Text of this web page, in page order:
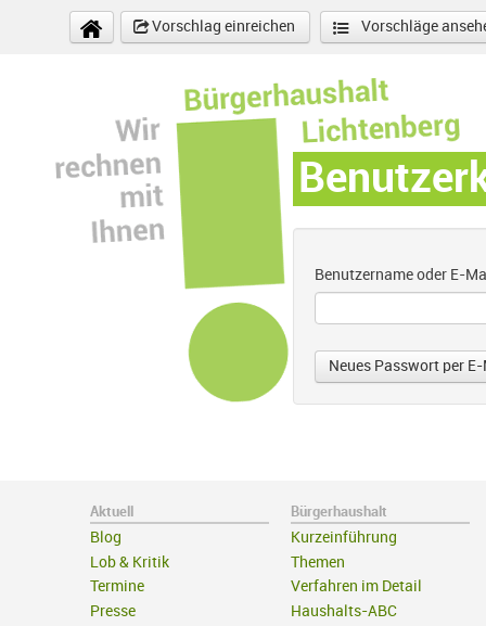
Direkt zum Inhalt
Vorschlag einreichen
Vorschläge
Benutzername oder E-
Aktuell
Blog
Lob & Kritik
Termine
Presse
Bürgerhaushalt
Kurzeinführung
Themen
Verfahren im Detail
Haushalts-ABC